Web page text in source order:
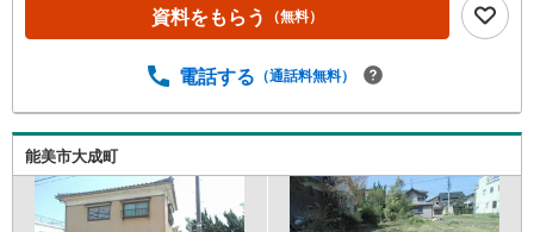
資料をもらう （無料）
電話する （通話料無料）
能美市大成町